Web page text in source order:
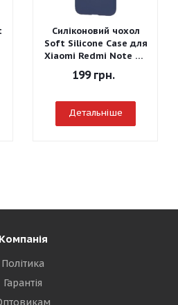
Силіконовий чохол
Soft Silicone Case для
Xiaomi Redmi Note 7 -
Graphite Gray
199грн.
Детальніше
Компанія
Політика
Гарантія